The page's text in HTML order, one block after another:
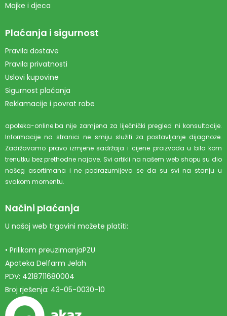
Majke i djeca
Plaćanja i sigurnost
Pravila dostave
Pravila privatnosti
Uslovi kupovine
Sigurnost plaćanja
Reklamacije i povrat robe
apoteka-online.ba nije zamjena za liječnički pregled ni konsultacije.
Informacije na stranici ne smiju služiti za postavljanje dijagnoze.
Zadržavamo pravo izmjene sadržaja i cijene proizvoda u bilo kom
trenutku bez prethodne najave. Svi artikli na našem web shopu su dio
našeg asortimana i ne podrazumijeva se da su svi na stanju u
svakom momentu.
Načini plaćanja
U našoj web trgovini možete platiti:
• Prilikom preuzimanjaPZU
Apoteka Delfarm Jelah
PDV: 4218711680004
Broj rješenja: 43-05-0030-10